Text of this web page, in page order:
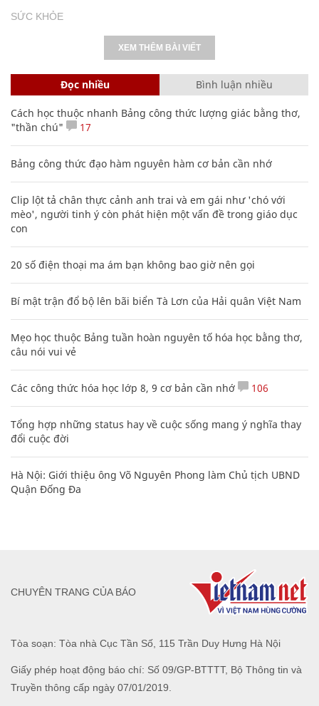
SỨC KHỎE
XEM THÊM BÀI VIẾT
Đọc nhiều Bình luận nhiều
Cách học thuộc nhanh Bảng công thức lượng giác bằng thơ,
"thần chú"
17
Bảng công thức đạo hàm nguyên hàm cơ bản cần nhớ
Clip lột tả chân thực cảnh anh trai và em gái như 'chó với
mèo', người tinh ý còn phát hiện một vấn đề trong giáo dục
con
20 số điện thoại ma ám bạn không bao giờ nên gọi
Bí mật trận đổ bộ lên bãi biển Tà Lơn của Hải quân Việt Nam
Mẹo học thuộc Bảng tuần hoàn nguyên tố hóa học bằng thơ,
câu nói vui vẻ
Các công thức hóa học lớp 8, 9 cơ bản cần nhớ 106
Tổng hợp những status hay về cuộc sống mang ý nghĩa thay
đổi cuộc đời
Hà Nội: Giới thiệu ông Võ Nguyên Phong làm Chủ tịch UBND
Quận Đống Đa
Tòa soạn: Tòa nhà Cục Tần Số, 115 Trần Duy Hưng Hà Nội
Giấy phép hoạt động báo chí: Số 09/GP-BTTTT, Bộ Thông tin và
Truyền thông cấp ngày 07/01/2019.
CHUYÊN TRANG CỦA BÁO